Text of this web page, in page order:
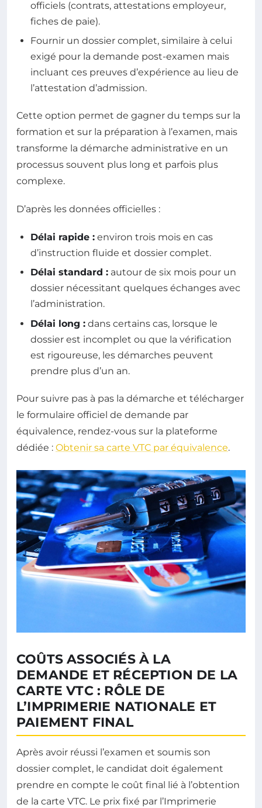
officiels (contrats, attestations employeur,
fiches de paie).
Fournir un dossier complet, similaire à celui
exigé pour la demande post-examen mais
incluant ces preuves d’expérience au lieu de
l’attestation d’admission.
Cette option permet de gagner du temps sur la
formation et sur la préparation à l’examen, mais
transforme la démarche administrative en un
processus souvent plus long et parfois plus
complexe.
D’après les données officielles :
Délai rapide : environ trois mois en cas
d’instruction fluide et dossier complet.
Délai standard : autour de six mois pour un
dossier nécessitant quelques échanges avec
l’administration.
Délai long : dans certains cas, lorsque le
dossier est incomplet ou que la vérification
est rigoureuse, les démarches peuvent
prendre plus d’un an.
Pour suivre pas à pas la démarche et télécharger
le formulaire officiel de demande par
équivalence, rendez-vous sur la plateforme
dédiée : Obtenir sa carte VTC par équivalence.
COÛTS ASSOCIÉS À LA
DEMANDE ET RÉCEPTION DE LA
CARTE VTC : RÔLE DE
L’IMPRIMERIE NATIONALE ET
PAIEMENT FINAL
Après avoir réussi l’examen et soumis son
dossier complet, le candidat doit également
prendre en compte le coût final lié à l’obtention
de la carte VTC. Le prix fixé par l’Imprimerie